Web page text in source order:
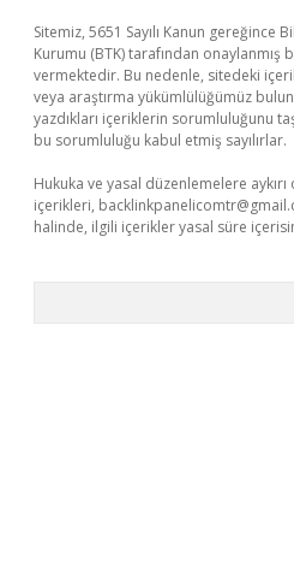
Sitemiz, 5651 Sayılı Kanun gereğince
Kurumu (BTK) tarafından onaylanmış
vermektedir. Bu nedenle, sitedeki
veya araştırma yükümlülüğümüz
yazdıkları içeriklerin sorumluluğunu
bu sorumluluğu kabul etmiş sayılırlar.
Hukuka ve yasal düzenlemelere
içerikleri,
halinde, ilgili içerikler yasal süre